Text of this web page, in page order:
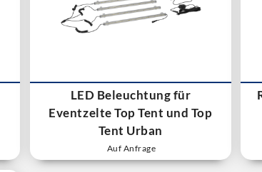
LED Beleuchtung für
Eventzelte Top Tent und Top
Tent Urban
Auf Anfrage